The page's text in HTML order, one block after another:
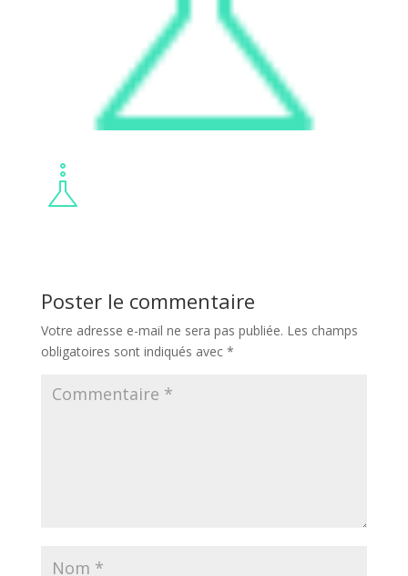
Poster le commentaire
Votre adresse e-mail ne sera pas publiée. Les champs
obligatoires sont indiqués avec *